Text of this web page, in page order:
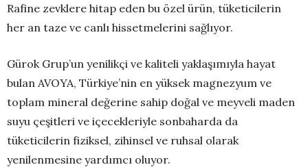
Rafine zevklere hitap eden bu özel ürün, tüketicilerin
her an taze ve canlı hissetmelerini sağlıyor.
Gürok Grup’un yenilikçi ve kaliteli yaklaşımıyla hayat
bulan AVOYA, Türkiye’nin en yüksek magnezyum ve
toplam mineral değerine sahip doğal ve meyveli maden
suyu çeşitleri ve içecekleriyle sonbaharda da
tüketicilerin fiziksel, zihinsel ve ruhsal olarak
yenilenmesine yardımcı oluyor.